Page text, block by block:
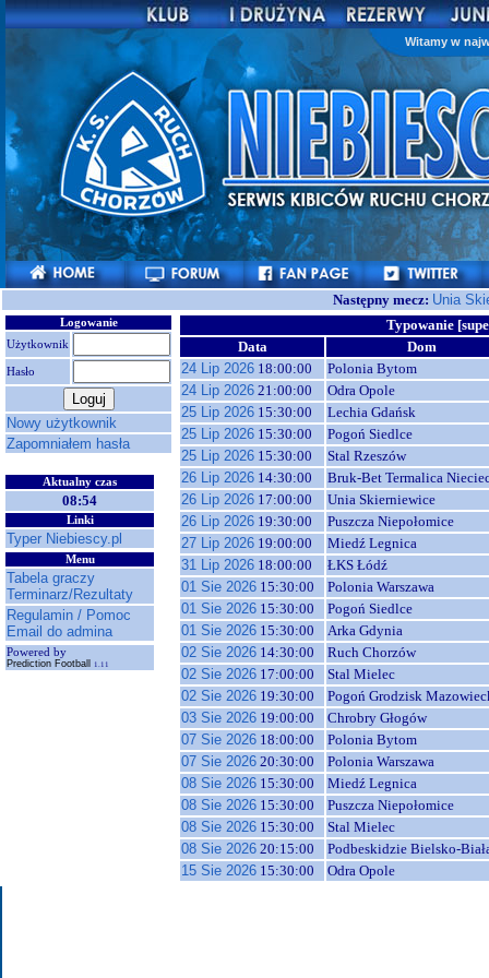
Witamy w
Następny mecz: Unia
Logowanie
Użytkownik
Hasło
Nowy użytkownik
Zapomniałem hasła
Aktualny czas
08:54
Linki
Typer Niebiescy.pl
Menu
Tabela graczy
Terminarz/Rezultaty
Regulamin / Pomoc
Email do admina
Powered by
Prediction Football 1.11
Typowanie
Data
Dom
24 Lip 2026 18:00:00
Polonia Bytom
24 Lip 2026 21:00:00
Odra Opole
25 Lip 2026 15:30:00
Lechia Gdańsk
25 Lip 2026 15:30:00
Pogoń Siedlce
25 Lip 2026 15:30:00
Stal Rzeszów
26 Lip 2026 14:30:00
Bruk-Bet Termalica
26 Lip 2026 17:00:00
Unia Skierniewice
26 Lip 2026 19:30:00
Puszcza Niepołomice
27 Lip 2026 19:00:00
Miedź Legnica
31 Lip 2026 18:00:00
ŁKS Łódź
01 Sie 2026 15:30:00
Polonia Warszawa
01 Sie 2026 15:30:00
Pogoń Siedlce
01 Sie 2026 15:30:00
Arka Gdynia
02 Sie 2026 14:30:00
Ruch Chorzów
02 Sie 2026 17:00:00
Stal Mielec
02 Sie 2026 19:30:00
Pogoń Grodzisk
03 Sie 2026 19:00:00
Chrobry Głogów
07 Sie 2026 18:00:00
Polonia Bytom
07 Sie 2026 20:30:00
Polonia Warszawa
08 Sie 2026 15:30:00
Miedź Legnica
08 Sie 2026 15:30:00
Puszcza Niepołomice
08 Sie 2026 15:30:00
Stal Mielec
08 Sie 2026 20:15:00
Podbeskidzie Bielsko-
15 Sie 2026 15:30:00 Odra Opole